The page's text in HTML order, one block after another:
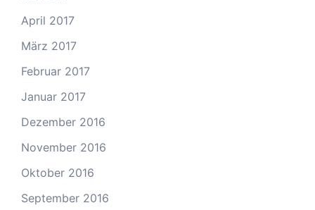
April 2017
März 2017
Februar 2017
Januar 2017
Dezember 2016
November 2016
Oktober 2016
September 2016